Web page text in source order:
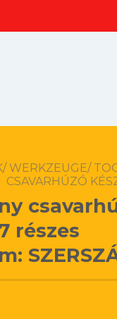
WERKZEUGE/
CSAVARHÚZÓ
részes